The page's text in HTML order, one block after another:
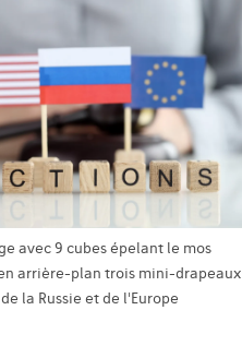
avec 9 cubes épelant le mos
en arrière-plan trois mini-drapeaux
de la Russie et de l'Europe